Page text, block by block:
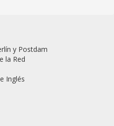
y Postdam
la Red
Inglés